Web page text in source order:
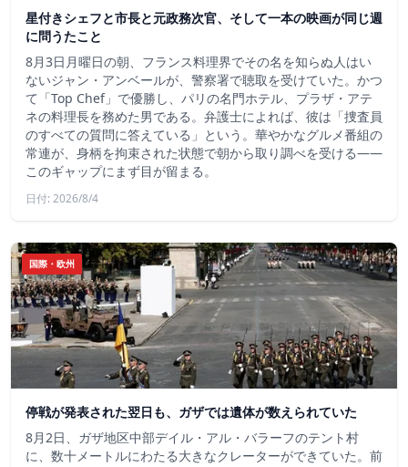
星付きシェフと市長と元政務次官、そして一本の映画が同じ週
に問うたこと
8月3日月曜日の朝、フランス料理界でその名を知らぬ人はい
ないジャン・アンベールが、警察署で聴取を受けていた。かつ
て「Top Chef」で優勝し、パリの名門ホテル、プラザ・アテ
ネの料理長を務めた男である。弁護士によれば、彼は「捜査員
のすべての質問に答えている」という。華やかなグルメ番組の
常連が、身柄を拘束された状態で朝から取り調べを受ける――
このギャップにまず目が留まる。
日付: 2026/8/4
国際・欧州
停戦が発表された翌日も、ガザでは遺体が数えられていた
8月2日、ガザ地区中部デイル・アル・バラーフのテント村
に、数十メートルにわたる大きなクレーターができていた。前